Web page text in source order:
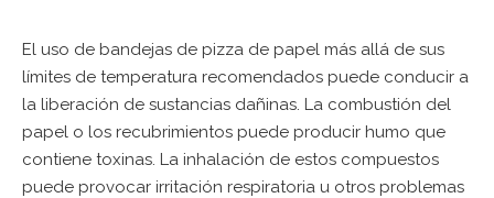
El uso de bandejas de pizza de papel más allá de sus
límites de temperatura recomendados puede conducir a
la liberación de sustancias dañinas. La combustión del
papel o los recubrimientos puede producir humo que
contiene toxinas. La inhalación de estos compuestos
puede provocar irritación respiratoria u otros problemas